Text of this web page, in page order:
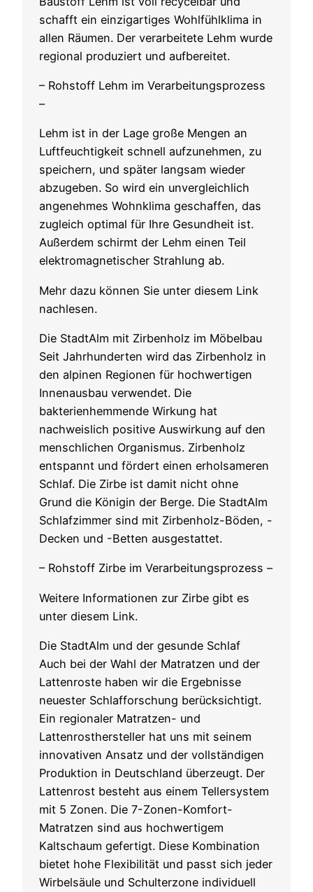
schafft ein einzigartiges Wohlfühlklima in
allen Räumen. Der verarbeitete Lehm wurde
regional produziert und aufbereitet.
– Rohstoff Lehm im Verarbeitungsprozess
–
Lehm ist in der Lage große Mengen an
Luftfeuchtigkeit schnell aufzunehmen, zu
speichern, und später langsam wieder
abzugeben. So wird ein unvergleichlich
angenehmes Wohnklima geschaffen, das
zugleich optimal für Ihre Gesundheit ist.
Außerdem schirmt der Lehm einen Teil
elektromagnetischer Strahlung ab.
Mehr dazu können Sie unter diesem Link
nachlesen.
Die StadtAlm mit Zirbenholz im Möbelbau
Seit Jahrhunderten wird das Zirbenholz in
den alpinen Regionen für hochwertigen
Innenausbau verwendet. Die
bakterienhemmende Wirkung hat
nachweislich positive Auswirkung auf den
menschlichen Organismus. Zirbenholz
entspannt und fördert einen erholsameren
Schlaf. Die Zirbe ist damit nicht ohne
Grund die Königin der Berge. Die StadtAlm
Schlafzimmer sind mit Zirbenholz-Böden, -
Decken und -Betten ausgestattet.
– Rohstoff Zirbe im Verarbeitungsprozess –
Weitere Informationen zur Zirbe gibt es
unter diesem Link.
Die StadtAlm und der gesunde Schlaf
Auch bei der Wahl der Matratzen und der
Lattenroste haben wir die Ergebnisse
neuester Schlafforschung berücksichtigt.
Ein regionaler Matratzen- und
Lattenrosthersteller hat uns mit seinem
innovativen Ansatz und der vollständigen
Produktion in Deutschland überzeugt. Der
Lattenrost besteht aus einem Tellersystem
mit 5 Zonen. Die 7-Zonen-Komfort-
Matratzen sind aus hochwertigem
Kaltschaum gefertigt. Diese Kombination
bietet hohe Flexibilität und passt sich jeder
Wirbelsäule und Schulterzone individuell